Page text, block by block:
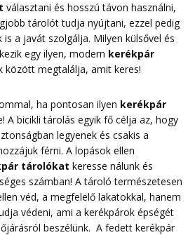
választani és hosszú távon használni,
tárolót tudja nyújtani, ezzel pedig
a javát szolgálja. Milyen külsővel és
egy ilyen, modern kerékpár
között megtalálja, amit keres!
ha pontosan ilyen kerékpár
A bicikli tárolás egyik fő célja az, hogy
legyenek és csakis a
férni. A lopások ellen
tárolókat keresse nálunk és
számban! A tároló természetesen
véd, a megfelelő lakatokkal, hanem
védeni, ami a kerékpárok épségét
beszélünk. A fedett kerékpár